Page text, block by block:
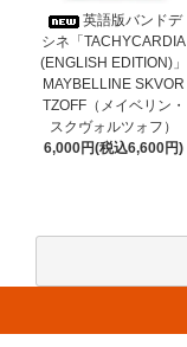
英語版バンドデ
シネ「TACHYCARDIA
(ENGLISH EDITION)」
MAYBELLINE SKVOR
TZOFF（メイベリン・
スクヴォルツォフ）
6,000円(税込6,600円)